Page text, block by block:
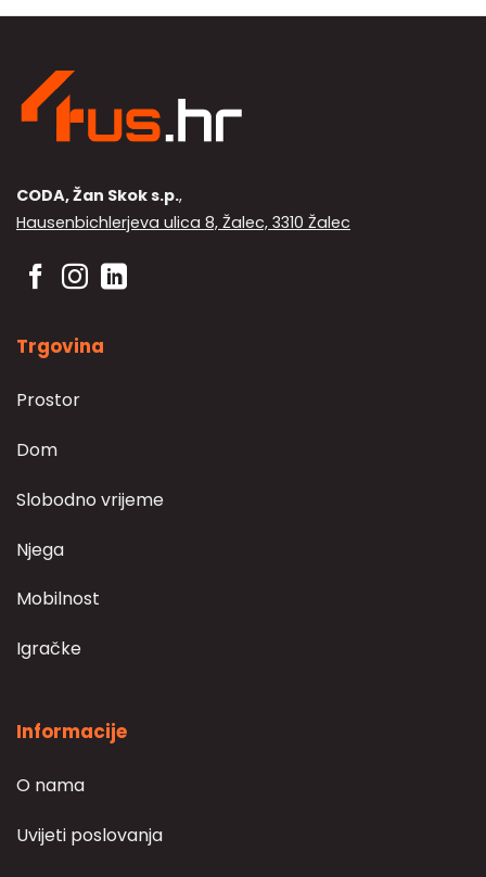
CODA, Žan Skok s.p.,
Hausenbichlerjeva ulica 8, Žalec, 3310 Žalec
Trgovina
Prostor
Dom
Slobodno vrijeme
Njega
Mobilnost
Igračke
Informacije
O nama
Uvijeti poslovanja